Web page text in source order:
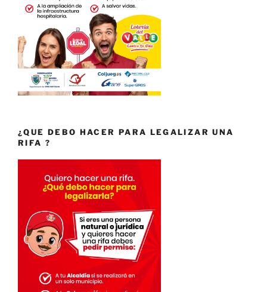
¿QUE DEBO HACER PARA LEGALIZAR UNA
RIFA ?